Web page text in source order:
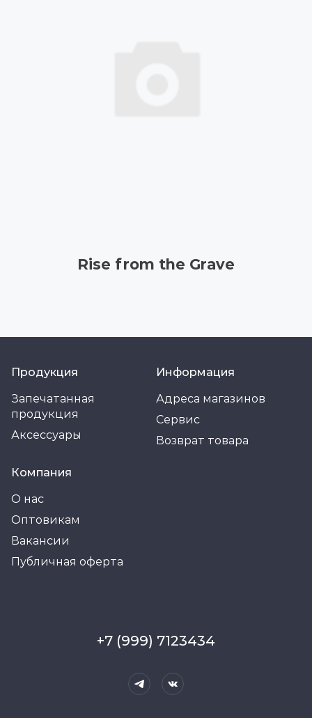
Rise from the Grave
Продукция
Запечатанная
продукция
Аксессуары
Информация
Адреса магазинов
Сервис
Возврат товара
Компания
О нас
Оптовикам
Вакансии
Публичная оферта
+7 (999) 7123434